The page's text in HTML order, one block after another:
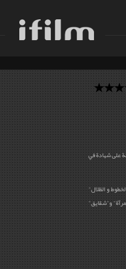
في آبادان و حاصلة على شهادة في
و الظلال"
و"شقايق"